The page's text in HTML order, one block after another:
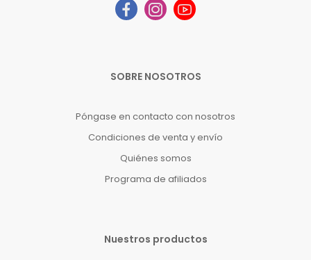
SOBRE NOSOTROS
Póngase en contacto con nosotros
Condiciones de venta y envío
Quiénes somos
Programa de afiliados
Nuestros productos